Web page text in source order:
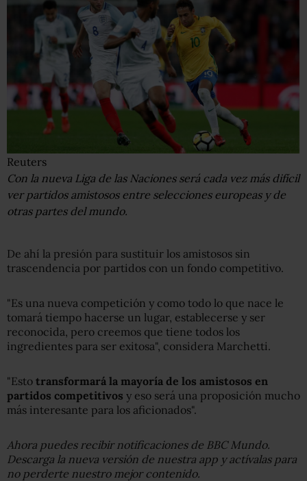
Reuters
Con la nueva Liga de las Naciones será cada vez más difícil
ver partidos amistosos entre selecciones europeas y de
otras partes del mundo.
De ahí la presión para sustituir los amistosos sin
trascendencia por partidos con un fondo competitivo.
"Es una nueva competición y como todo lo que nace le
tomará tiempo hacerse un lugar, establecerse y ser
reconocida, pero creemos que tiene todos los
ingredientes para ser exitosa", considera Marchetti.
"Esto transformará la mayoría de los amistosos en
partidos competitivos y eso será una proposición mucho
más interesante para los aficionados".
Ahora puedes recibir notificaciones de BBC Mundo.
Descarga la nueva versión de nuestra app y actívalas para
no perderte nuestro mejor contenido.